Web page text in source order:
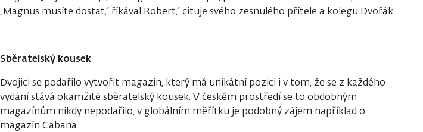
„Magnus musíte dostat,“ říkával Robert,“ cituje svého zesnulého přítele a kolegu Dvořák.
Sběratelský kousek
Dvojici se podařilo vytvořit magazín, který má unikátní pozici i v tom, že se z každého
vydání stává okamžitě sběratelský kousek. V českém prostředí se to obdobným
magazínům nikdy nepodařilo, v globálním měřítku je podobný zájem například o
magazín Cabana.